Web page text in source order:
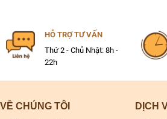
HỖ TRỢ TƯ VẤN
Thứ 2 - Chủ Nhật: 8h -
22h
VỀ CHÚNG TÔI DỊCH